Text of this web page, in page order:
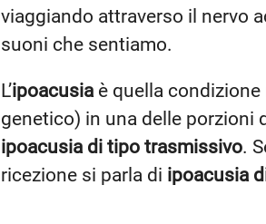
viaggiando attraverso il nervo
suoni che sentiamo.
L’ipoacusiaè quella condizione
genetico) in una delle porzioni
ipoacusia di tipo trasmissivo.
ricezione si parla di ipoacusia